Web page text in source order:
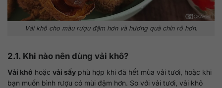
Vải khô cho màu rượu đậm hơn và hương quả chín rõ hơn.
2.1. Khi nào nên dùng vải khô?
Vải khô hoặc vải sấy phù hợp khi đã hết mùa vải tươi, hoặc khi
bạn muốn bình rượu có mùi đậm hơn. So với vải tươi, vải khô